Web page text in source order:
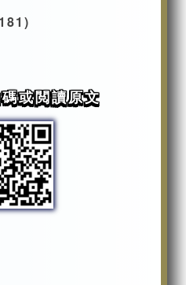
或閲讀原文